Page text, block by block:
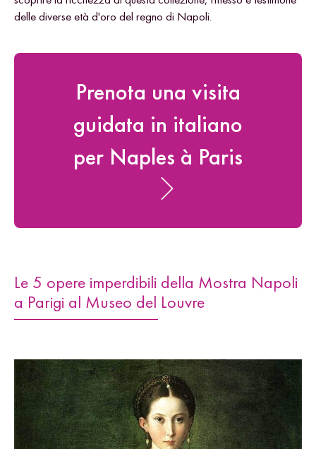
delle diverse età d'oro del regno di Napoli.
Prenota una visita
guidata in italiano
per Naples à Paris
Le 5 opere imperdibili della Mostra Napoli
a Parigi al Museo del Louvre